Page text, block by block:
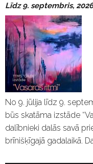
Līdz 9. septembris,
No 9. jūlija līdz 9.
būs skatāma izstāde
dalībnieki dalās savā
brīnišķīgajā gadalaikā.